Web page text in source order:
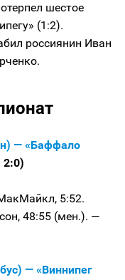
шестое
(1:2).
россиянин Иван
— «Баффало
2:0)
5:52.
48:55 (мен.). —
— «Виннипег